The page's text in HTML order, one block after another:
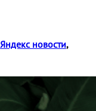
Яндекс новости,